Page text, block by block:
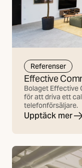
Referenser
Effective
Bolaget Effective
för att driva ett
telefonförsäljare.
Upptäck mer